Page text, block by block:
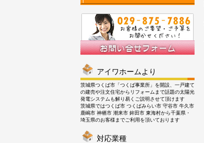
アイワホームより
茨城県つくば市「つくば事業所」を開設、一戸建て
の建売や注文住宅からリフォームまで話題の太陽光
発電システムも解り易くご説明させて頂けます
茨城県ではつくば市 つくばみらい市 守谷市 牛久市
鹿嶋市 神栖市 潮来市 鉾田市 東海村から千葉県・
埼玉県のお客様までご利用を頂いております
対応業種